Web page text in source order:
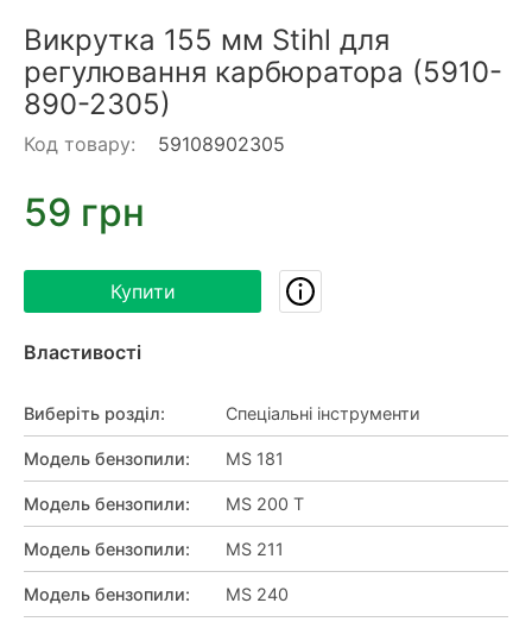
Викрутка 155 мм Stihl для
регулювання карбюратора (5910-
890-2305)
Код товару: 59108902305
59 грн
Купити
Властивості
Виберіть розділ: Спеціальні інструменти
Модель бензопили: MS 181
Модель бензопили: MS 200 T
Модель бензопили: MS 211
Модель бензопили: MS 240